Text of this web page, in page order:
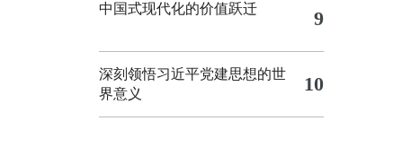
中国式现代化的价值跃迁 9
深刻领悟习近平党建思想的世
界意义
10